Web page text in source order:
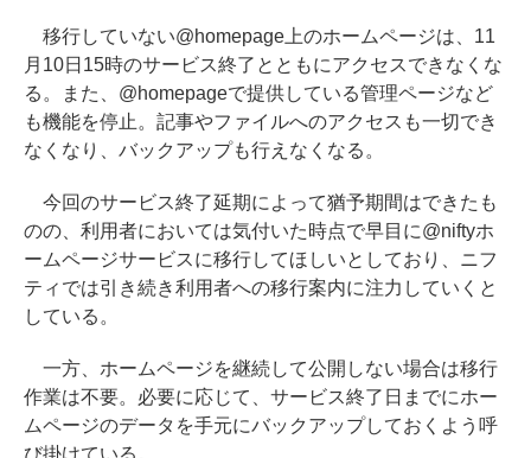
移行していない@homepage上のホームページは、11
月10日15時のサービス終了とともにアクセスできなくな
る。また、@homepageで提供している管理ページなど
も機能を停止。記事やファイルへのアクセスも一切でき
なくなり、バックアップも行えなくなる。
今回のサービス終了延期によって猶予期間はできたも
のの、利用者においては気付いた時点で早目に@niftyホ
ームページサービスに移行してほしいとしており、ニフ
ティでは引き続き利用者への移行案内に注力していくと
している。
一方、ホームページを継続して公開しない場合は移行
作業は不要。必要に応じて、サービス終了日までにホー
ムページのデータを手元にバックアップしておくよう呼
び掛けている。